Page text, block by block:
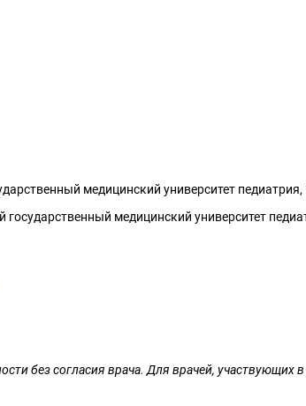
медицинский университет педиатрия,
медицинский университет
без согласия врача. Для врачей, участвующих